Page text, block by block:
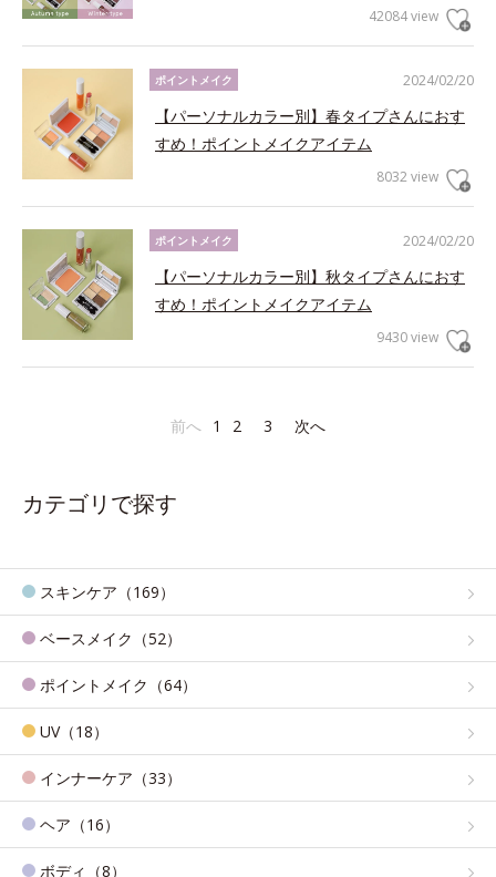
42084 view
2024/02/20
ポイントメイク
【パーソナルカラー別】春タイプさんにおす
すめ！ポイントメイクアイテム
8032 view
2024/02/20
ポイントメイク
【パーソナルカラー別】秋タイプさんにおす
すめ！ポイントメイクアイテム
9430 view
前へ 1 2 3 次へ
カテゴリで探す
スキンケア（169）
ベースメイク（52）
ポイントメイク（64）
UV（18）
インナーケア（33）
ヘア（16）
ボディ（8）